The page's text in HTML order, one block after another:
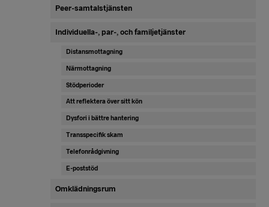
Peer-samtalstjänsten
Individuella-, par-, och familjetjänster
Distansmottagning
Närmottagning
Stödperioder
Att reflektera över sitt kön
Dysfori i bättre hantering
Transspecifik skam
Telefonrådgivning
E-poststöd
Omklädningsrum